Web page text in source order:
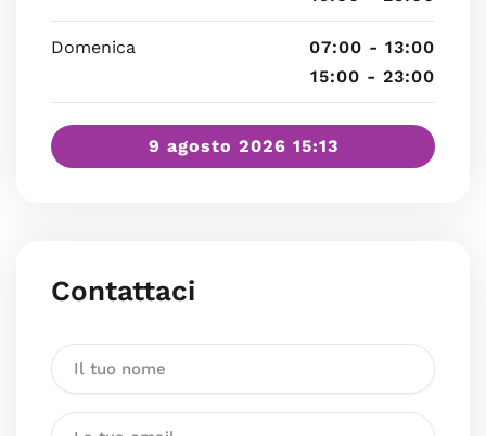
Domenica
07:00 - 13:00
15:00 - 23:00
9 agosto 2026 15:13
Contattaci